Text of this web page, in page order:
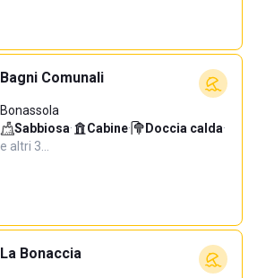
Bagni Comunali
Bonassola
Sabbiosa· Cabine· Doccia calda·
e altri 3…
La Bonaccia